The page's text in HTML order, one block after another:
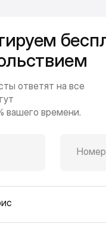
ответят на все
вашего времени.